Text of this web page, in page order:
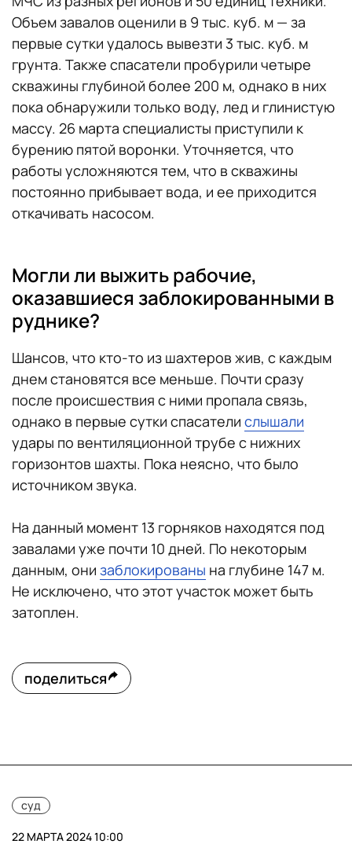
Объем завалов оценили в 9 тыс. куб. м — за
первые сутки удалось вывезти 3 тыс. куб. м
грунта. Также спасатели пробурили четыре
скважины глубиной более 200 м, однако в них
пока обнаружили только воду, лед и глинистую
массу. 26 марта специалисты приступили к
бурению пятой воронки. Уточняется, что
работы усложняются тем, что в скважины
постоянно прибывает вода, и ее приходится
откачивать насосом.
Могли ли выжить рабочие,
оказавшиеся заблокированными в
руднике?
Шансов, что кто-то из шахтеров жив, с каждым
днем становятся все меньше. Почти сразу
после происшествия с ними пропала связь,
однако в первые сутки спасатели слышали
удары по вентиляционной трубе с нижних
горизонтов шахты. Пока неясно, что было
источником звука.
На данный момент 13 горняков находятся под
завалами уже почти 10 дней. По некоторым
данным, они заблокированы на глубине 147 м.
Не исключено, что этот участок может быть
затоплен.
поделиться
суд
22 МАРТА 2024 10:00